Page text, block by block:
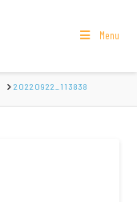
Menu
20220922_113838